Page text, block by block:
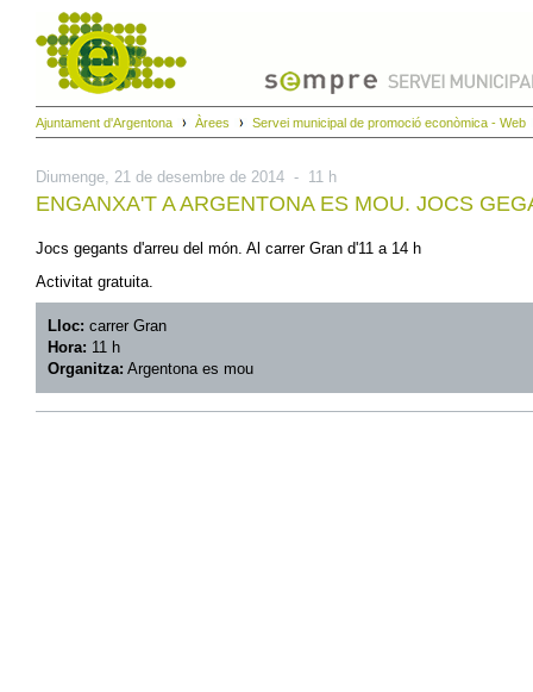
Ajuntament d'Argentona Àrees Servei municipal de promoció econòmica - Web
Diumenge, 21 de desembre de 2014 - 11 h
ENGANXA'T A ARGENTONA ES MOU. JOCS
Jocs gegants d'arreu del món. Al carrer Gran d'11 a 14 h
Activitat gratuita.
Lloc: carrer Gran
Hora: 11 h
Organitza: Argentona es mou